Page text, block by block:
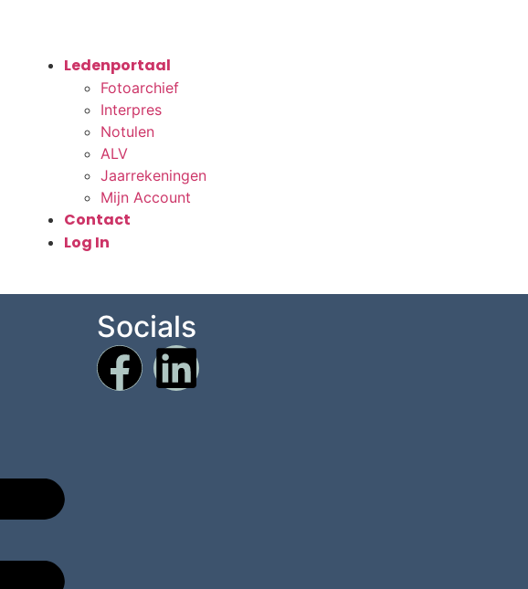
Ledenportaal
Fotoarchief
Interpres
Notulen
ALV
Jaarrekeningen
Mijn Account
Contact
Log In
Socials